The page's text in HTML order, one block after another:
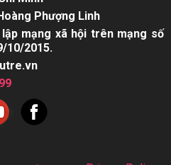
Phượng Linh
mạng xã hội trên mạng số
10/2015.